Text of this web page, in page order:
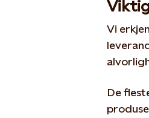
Vi
De